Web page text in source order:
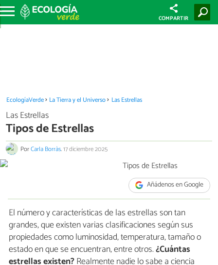
COMPARTIR
EcologíaVerde La Tierra y el Universo Las Estrellas
Las Estrellas
Tipos de Estrellas
PorCarla Borràs.17 diciembre 2025
Añádenos en Google
El número y características de las estrellas son tan
grandes, que existen varias clasificaciones según sus
propiedades como luminosidad, temperatura, tamaño o
estado en que se encuentran, entre otros.¿Cuántas
estrellas existen?Realmente nadie lo sabe a ciencia